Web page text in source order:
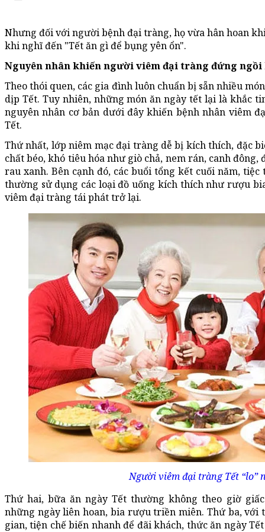
Nhưng đối với người bệnh đại tràng, họ vừa hân hoan
khi nghĩ đến "Tết ăn gì để bụng yên ổn".
Nguyên nhân khiến người viêm đại tràng đứng ngồi
Theo thói quen, các gia đình luôn chuẩn bị sẵn nhiều
dịp Tết. Tuy nhiên, những món ăn ngày tết lại là khắc
nguyên nhân cơ bản dưới đây khiến bệnh nhân viêm
Tết.
Thứ nhất, lớp niêm mạc đại tràng dễ bị kích thích, đặc
chất béo, khó tiêu hóa như giò chả, nem rán, canh
rau xanh. Bên cạnh đó, các buổi tổng kết cuối năm,
thường sử dụng các loại đồ uống kích thích như rượu
viêm đại tràng tái phát trở lại.
Người viêm đại tràng Tết “lo”
Thứ hai, bữa ăn ngày Tết thường không theo giờ
những ngày liên hoan, bia rượu triền miên. Thứ ba,
gian, tiện chế biến nhanh để đãi khách, thức ăn ngày